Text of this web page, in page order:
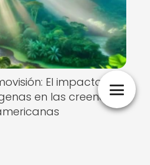
El impacto de
en las creencias